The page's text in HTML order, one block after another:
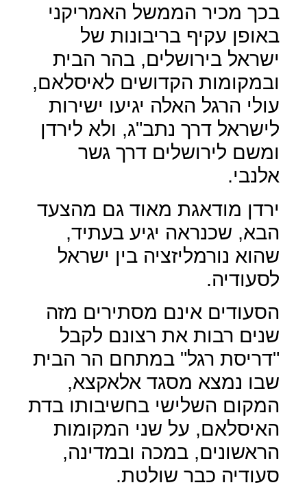
בכך מכיר הממשל האמריקני
באופן עקיף בריבונות של
ישראל בירושלים, בהר הבית
ובמקומות הקדושים לאיסלאם,
עולי הרגל האלה יגיעו ישירות
לישראל דרך נתב"ג, ולא לירדן
ומשם לירושלים דרך גשר
אלנבי.
ירדן מודאגת מאוד גם מהצעד
הבא, שכנראה יגיע בעתיד,
שהוא נורמליזציה בין ישראל
לסעודיה.
הסעודים אינם מסתירים מזה
שנים רבות את רצונם לקבל
"דריסת רגל" במתחם הר הבית
שבו נמצא מסגד אלאקצא,
המקום השלישי בחשיבותו בדת
האיסלאם, על שני המקומות
הראשונים, במכה ובמדינה,
סעודיה כבר שולטת.